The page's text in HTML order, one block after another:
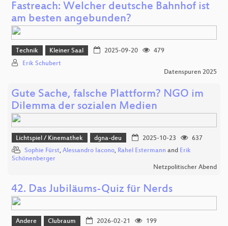
Fastreach: Welcher deutsche Bahnhof ist
am besten angebunden?
Technik Kleiner Saal 2025-09-20
479
Erik Schubert
Datenspuren 2025
Gute Sache, falsche Plattform? NGO im
Dilemma der sozialen Medien
Lichtspiel / Kinemathek dgna-deu 2025-10-23
637
Sophie Fürst, Alessandro Iacono, Rahel Estermann and Erik
Schönenberger
Netzpolitischer Abend
42. Das Jubiläums-Quiz für Nerds
Andere Clubraum 2026-02-21
199